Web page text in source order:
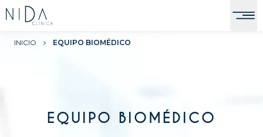
INICIO EQUIPO BIOMÉDICO
EQUIPO BIOMÉDICO